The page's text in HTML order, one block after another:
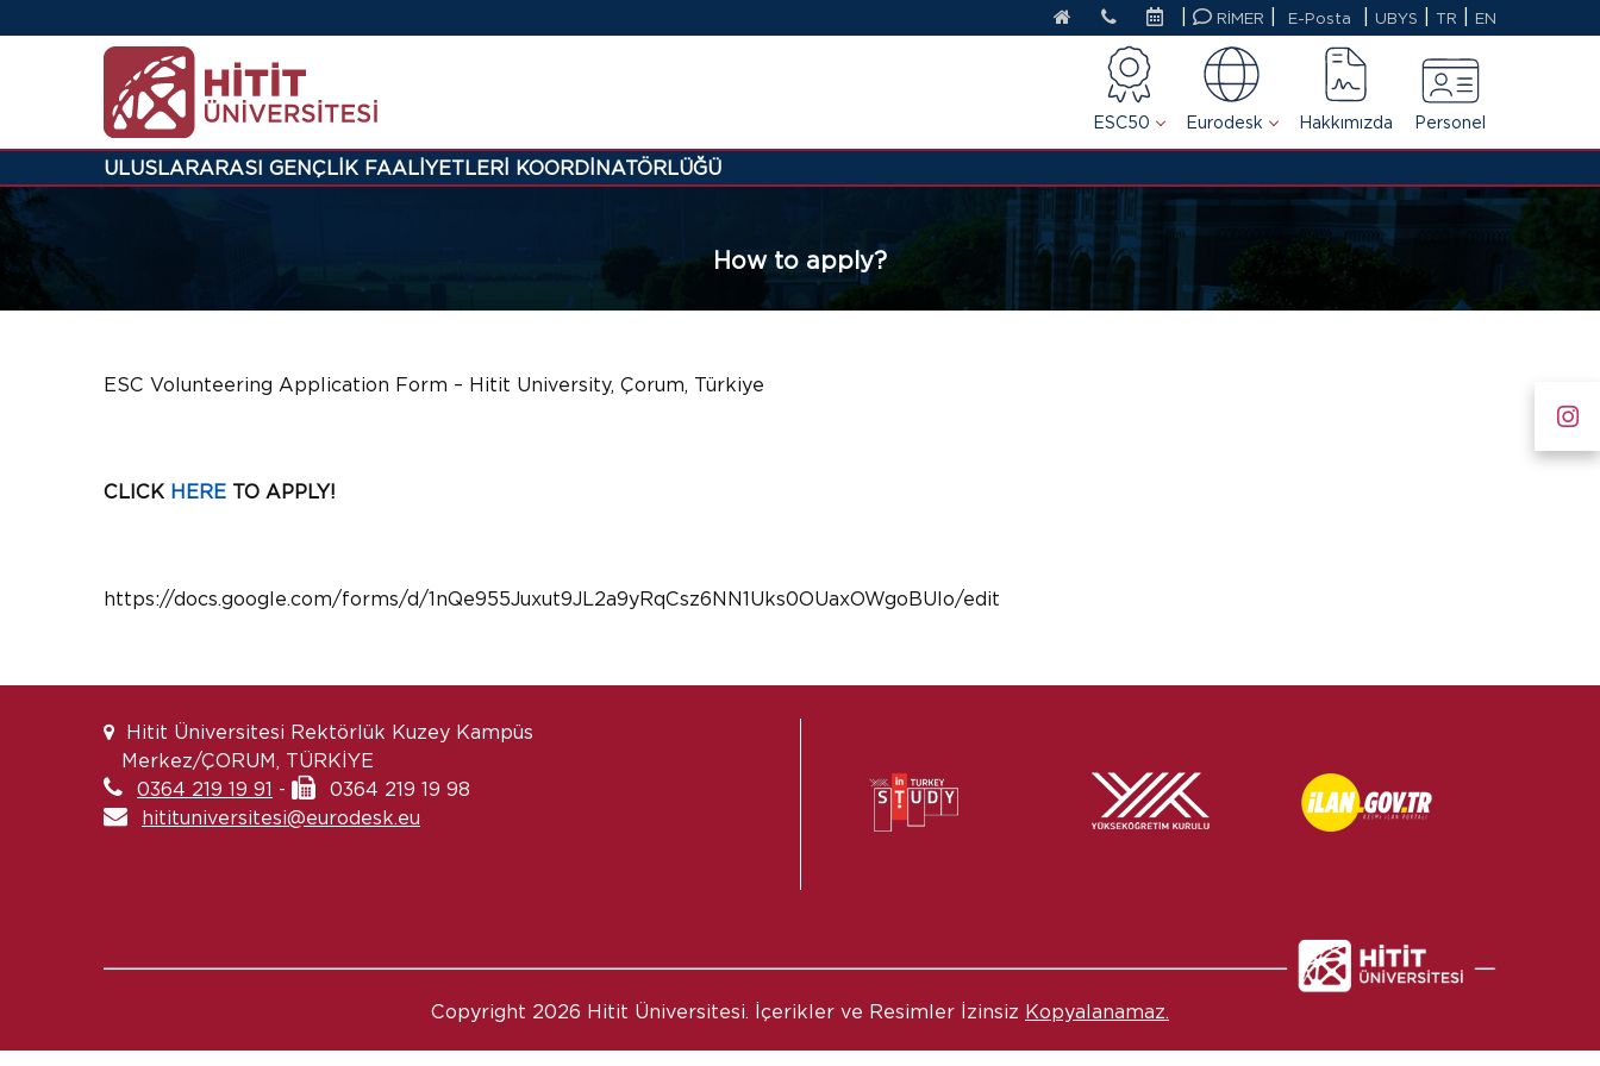
RİMER E-Posta UBYS TR EN
ESC50 Eurodesk Hakkımızda Personel
ULUSLARARASI GENÇLİK FAALİYETLERİ KOORDİNATÖRLÜĞÜ
How to apply?
ESC Volunteering Application Form – Hitit University, Çorum, Türkiye
CLICK HERE TO APPLY!
https://docs.google.com/forms/d/1nQe955Juxut9JL2a9yRqCsz6NN1Uks0OUaxOWgoBUlo/edit
Hitit Üniversitesi Rektörlük Kuzey Kampüs
Merkez/ÇORUM, TÜRKİYE
0364 219 19 91 -
0364 219 19 98
hitituniversitesi@eurodesk.eu
Copyright 2026 Hitit Üniversitesi. İçerikler ve Resimler İzinsiz Kopyalanamaz.